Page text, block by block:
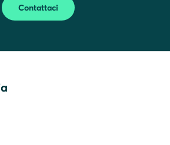
Contattaci